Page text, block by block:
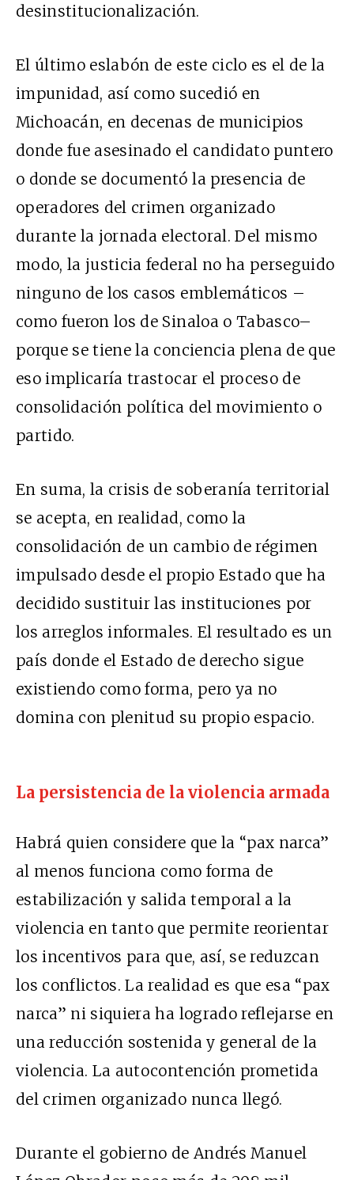
desinstitucionalización.
El último eslabón de este ciclo es el de la
impunidad, así como sucedió en
Michoacán, en decenas de municipios
donde fue asesinado el candidato puntero
o donde se documentó la presencia de
operadores del crimen organizado
durante la jornada electoral. Del mismo
modo, la justicia federal no ha perseguido
ninguno de los casos emblemáticos –
como fueron los de Sinaloa o Tabasco–
porque se tiene la conciencia plena de que
eso implicaría trastocar el proceso de
consolidación política del movimiento o
partido.
En suma, la crisis de soberanía territorial
se acepta, en realidad, como la
consolidación de un cambio de régimen
impulsado desde el propio Estado que ha
decidido sustituir las instituciones por
los arreglos informales. El resultado es un
país donde el Estado de derecho sigue
existiendo como forma, pero ya no
domina con plenitud su propio espacio.
La persistencia de la violencia armada
Habrá quien considere que la “pax narca”
al menos funciona como forma de
estabilización y salida temporal a la
violencia en tanto que permite reorientar
los incentivos para que, así, se reduzcan
los conflictos. La realidad es que esa “pax
narca” ni siquiera ha logrado reflejarse en
una reducción sostenida y general de la
violencia. La autocontención prometida
del crimen organizado nunca llegó.
Durante el gobierno de Andrés Manuel